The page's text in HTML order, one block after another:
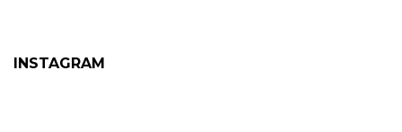
INSTAGRAM